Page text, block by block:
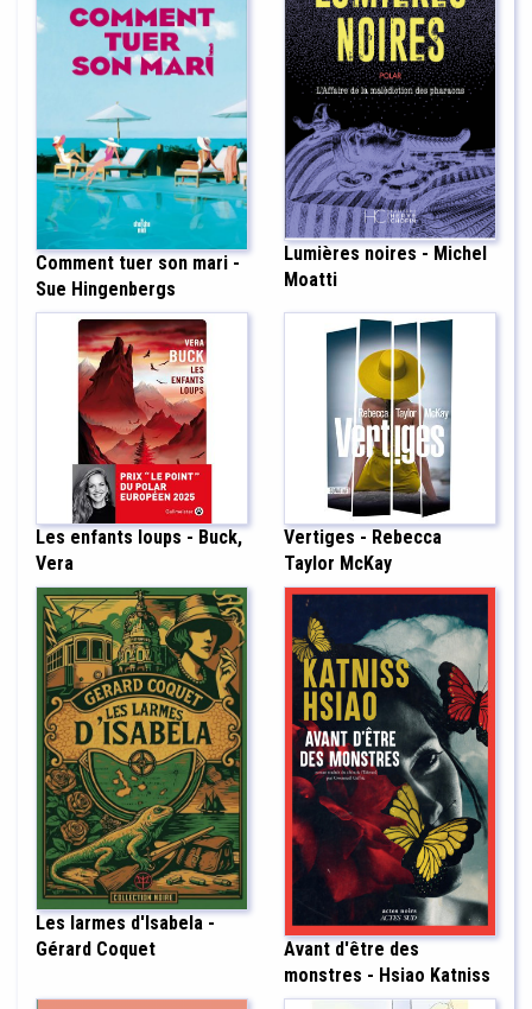
Comment tuer son mari -
Sue Hingenbergs
Lumières noires - Michel
Moatti
Les enfants loups - Buck,
Vera
Vertiges - Rebecca
Taylor McKay
Les larmes d'Isabela -
Gérard Coquet
Avant d'être des
monstres - Hsiao Katniss